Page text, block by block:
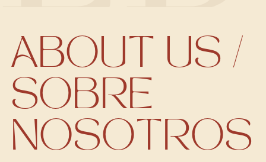
ABOUT US /
SOBRE
NOSOTROS